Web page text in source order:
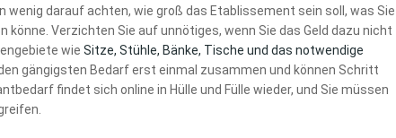
darauf achten, wie groß das Etablissement sein soll, was Sie
könne. Verzichten Sie auf unnötiges, wenn Sie das Geld dazu nicht
wie Sitze, Stühle, Bänke, Tische und das notwendige
den gängigsten Bedarf erst einmal zusammen und können Schritt
findet sich online in Hülle und Fülle wieder, und Sie müssen